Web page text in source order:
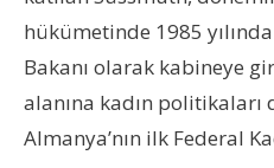
hükümetinde 1985
Bakanı olarak kabineye
alanına kadın politikaları
Almanya’nın ilk Federal